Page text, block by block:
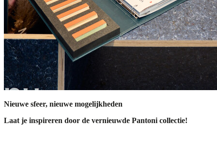
Nieuwe sfeer, nieuwe mogelijkheden
Laat je inspireren door de vernieuwde Pantoni collectie!